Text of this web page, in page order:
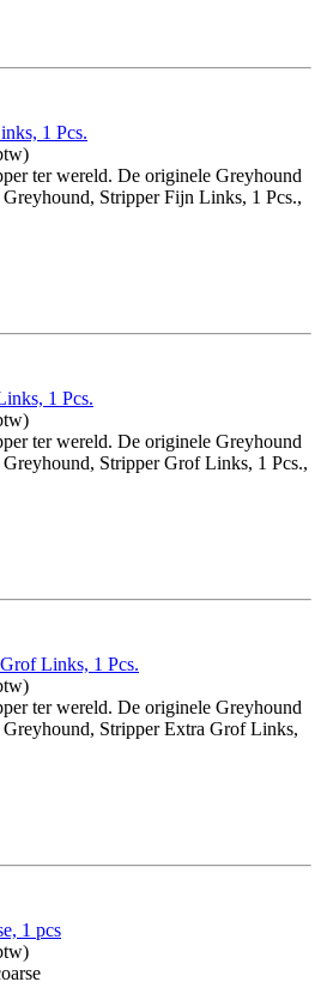
1 Pcs.
ter wereld. De originele Greyhound
Stripper Fijn Links, 1 Pcs.,
1 Pcs.
ter wereld. De originele Greyhound
Stripper Grof Links, 1 Pcs.,
Links, 1 Pcs.
ter wereld. De originele Greyhound
Stripper Extra Grof Links,
1 pcs